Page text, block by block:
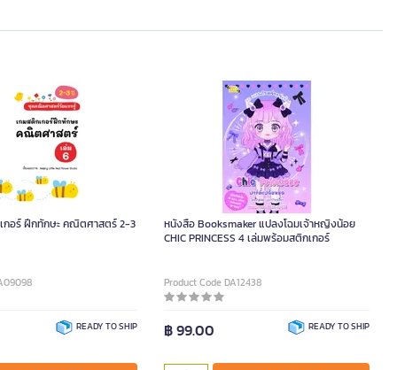
กอร์ ฝึกทักษะ คณิตศาสตร์ 2-3
READY TO SHIP
หนังสือ Booksmaker แปลงโฉมเจ้าหญิงน้อย
CHIC PRINCESS 4 เล่มพร้อมสติกเกอร์
Product Code DA12438
฿ 99.00 READY TO SHIP